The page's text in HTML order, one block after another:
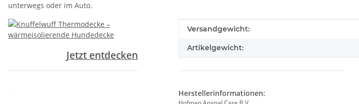
Produkteigenschaft
Wert
Versandgewicht:
Artikelgewicht:
Herstellerinformationen:
unterwegs oder im Auto.
Jetzt entdecken